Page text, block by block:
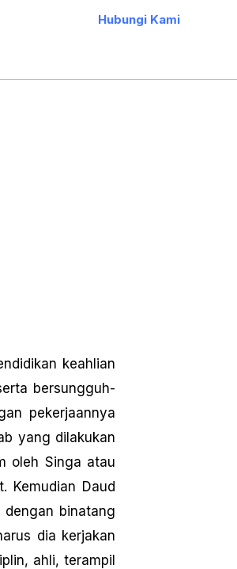
Hubungi Kami
keahlian
bersungguh-
pekerjaannya
yang dilakukan
oleh Singa atau
Kemudian Daud
binatang
dia kerjakan
ahli, terampil